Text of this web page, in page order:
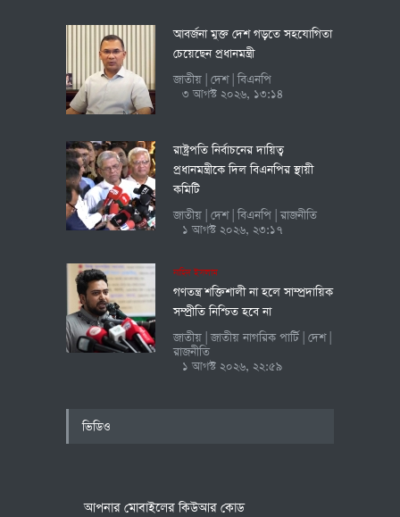
আবর্জনা মুক্ত দেশ গড়তে সহযোগিতা
চেয়েছেন প্রধানমন্ত্রী
জাতীয় দেশ|বিএনপি
৩ আগস্ট ২০২৬, ১৩:১৪
রাষ্ট্রপতি নির্বাচনের দায়িত্ব
প্রধানমন্ত্রীকে দিল বিএনপির স্থায়ী
কমিটি
জাতীয় দেশ|বিএনপি |রাজনীতি
১ আগস্ট ২০২৬, ২৩:১৭
নাহিদ ইসলাম
গণতন্ত্র শক্তিশালী না হলে সাম্প্রদায়িক
সম্প্রীতি নিশ্চিত হবে না
জাতীয় |জাতীয় নাগরিক পার্টি দেশ|
রাজনীতি
১ আগস্ট ২০২৬, ২২:৫৯
ভিডিও
আপনার মোবাইলের কিউআর কোড